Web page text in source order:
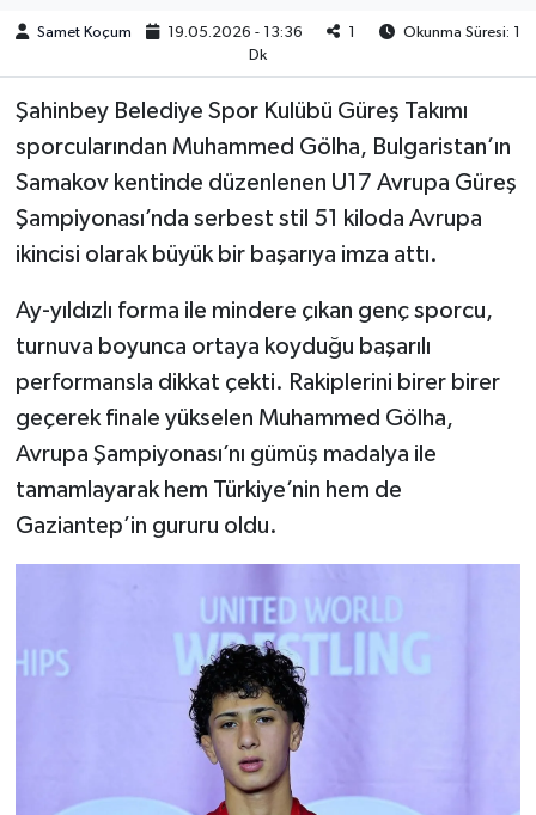
Samet Koçum 19.05.2026 - 13:36 1
Okunma Süresi: 1
Dk
Şahinbey Belediye Spor Kulübü Güreş Takımı
sporcularından Muhammed Gölha, Bulgaristan’ın
Samakov kentinde düzenlenen U17 Avrupa Güreş
Şampiyonası’nda serbest stil 51 kiloda Avrupa
ikincisi olarak büyük bir başarıya imza attı.
Ay-yıldızlı forma ile mindere çıkan genç sporcu,
turnuva boyunca ortaya koyduğu başarılı
performansla dikkat çekti. Rakiplerini birer birer
geçerek finale yükselen Muhammed Gölha,
Avrupa Şampiyonası’nı gümüş madalya ile
tamamlayarak hem Türkiye’nin hem de
Gaziantep’in gururu oldu.
Teknoloji
Türkiye
Video Haber
Yaşam
Yeme-İçme
Yemek